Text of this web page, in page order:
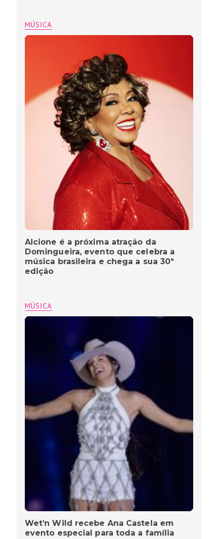
MÚSICA
Alcione é a próxima atração da
Domingueira, evento que celebra a
música brasileira e chega a sua 30ª
edição
MÚSICA
Wet’n Wild recebe Ana Castela em
evento especial para toda a família